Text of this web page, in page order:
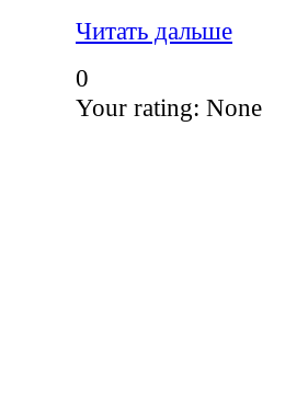
Читать дальше
0
Your rating: None